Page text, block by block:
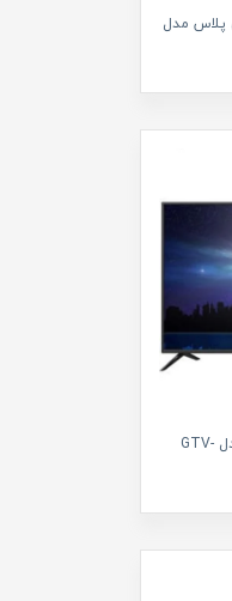
پلاس مدل
تلویزیون ال ای دی جی پلاس مدل GTV-